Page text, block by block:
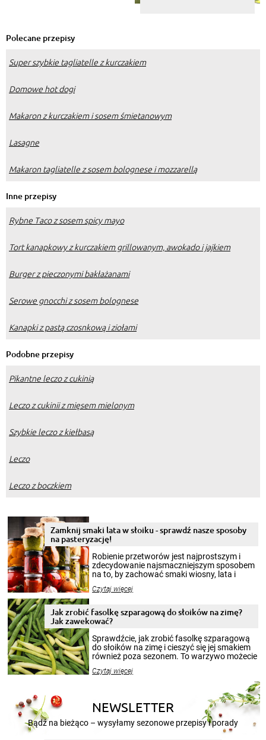
Polecane przepisy
Super szybkie tagliatelle z kurczakiem
Domowe hot dogi
Makaron z kurczakiem i sosem śmietanowym
Lasagne
Makaron tagliatelle z sosem bolognese i mozzarellą
Inne przepisy
Rybne Taco z sosem spicy mayo
Tort kanapkowy z kurczakiem grillowanym, awokado i jajkiem
Burger z pieczonymi bakłażanami
Serowe gnocchi z sosem bolognese
Kanapki z pastą czosnkową i ziołami
Podobne przepisy
Pikantne leczo z cukinią
Leczo z cukinii z mięsem mielonym
Szybkie leczo z kiełbasą
Leczo
Leczo z boczkiem
Zamknij smaki lata w słoiku - sprawdź nasze sposoby
na pasteryzację!
Robienie przetworów jest najprostszym i
zdecydowanie najsmaczniejszym sposobem
na to, by zachować smaki wiosny, lata i
krajobrazów, by cieszyć nimi oko w sezonie
pełni poczuć atmosferę cieplejszych
miesięcy. Przygotowanie słoików ze
patenty, które pozwolą zachować świeżość
przetworów.
Czytaj więcej
Jak zrobić fasolkę szparagową do słoików na zimę?
Jak zawekować?
Sprawdźcie, jak zrobić fasolkę szparagową
do słoików na zimę i cieszyć się jej smakiem
również poza sezonem. To warzywo możecie
nasze propozycje!
Czytaj więcej
NEWSLETTER
Bądź na bieżąco – wysyłamy sezonowe przepisy i porady